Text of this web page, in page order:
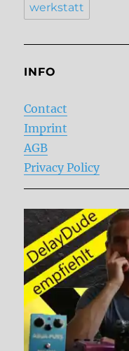
werkstatt
INFO
Contact
Imprint
AGB
Privacy Policy